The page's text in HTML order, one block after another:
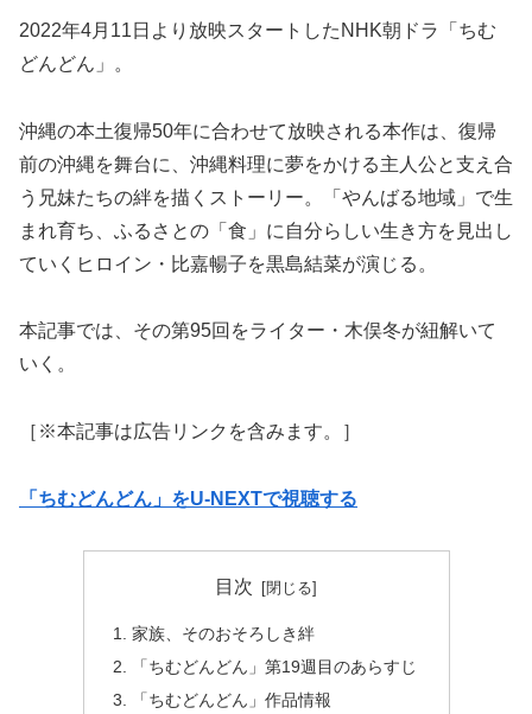
2022年4月11日より放映スタートしたNHK朝ドラ「ちむ
どんどん」。
沖縄の本土復帰50年に合わせて放映される本作は、復帰
前の沖縄を舞台に、沖縄料理に夢をかける主人公と支え合
う兄妹たちの絆を描くストーリー。「やんばる地域」で生
まれ育ち、ふるさとの「食」に自分らしい生き方を見出し
ていくヒロイン・比嘉暢子を黒島結菜が演じる。
本記事では、その第95回をライター・木俣冬が紐解いて
いく。
［※本記事は広告リンクを含みます。］
「ちむどんどん」をU-NEXTで視聴する
目次
家族、そのおそろしき絆
「ちむどんどん」第19週目のあらすじ
「ちむどんどん」作品情報